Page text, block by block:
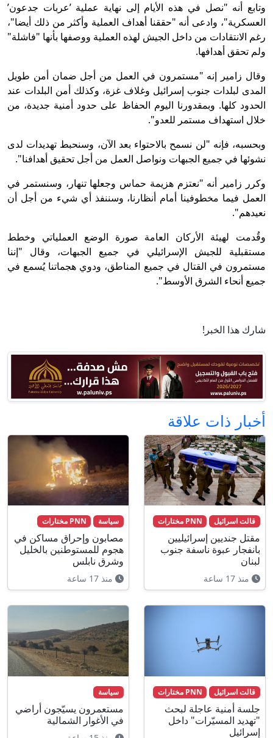
وتابع أنه "نصل في هذه الأيام إلى نهاية عملية ’عربات جدعون’
العسكرية"، وادعى أنه "حققنا أهداف العملية وأكثر من ذلك أيضا"،
رغم الانتقادات من داخل الجيش لهذه العملية ووصفها بأنها "فاشلة"
ولم تحقق أهدافها.
وقال زامير إنه "مستمرون في العمل من أجل ضمان أمن طويل
المدى لبلدات جنوب إسرائيل وغلاف غزة، وكذلك أمن البلدات عند
الحدود كلها. وبمقدورنا اليوم الحفاظ على حدود أمنية جديدة، من
خلال استهداف مستمر للعدو".
وبحسبه، فإنه "لن نسمح بالاحتواء بعد الآن، وسنحبط تهديدات لدى
نشوئها في جميع الجبهات ونواصل العمل من أجل تحقيق أهدافنا".
وكرر زامير أنه "نعتزم هزيمة حماس وجعلها تنهار، وسنستمر في
العمل فيما مخطوفينا أمام أنظارنا، وسننفذ أي شيء من أجل أن
نعيدهم".
وقُدمت لهيئة الأركان العامة صورة الوضع العملياتي وخطط
مستقبلية للجيش الإسرائيلي في جميع الجبهات، وقال "إننا
مستمرون في القتال في جميع المناطق، ودوي هجماتنا يُسمع في
جميع أنحاء الشرق الأوسط".
شارك هذا الخبر!
أخبار ذات علاقة
قالت اسرائيل PNN مختارات
مقتل جنديين إسرائيليين
بانفجار عبوة ناسفة جنوب
لبنان
منذ 17 ساعة
سياسة PNN مختارات
مصابون وإحراق مساكن في
هجوم للمستوطنين بالخليل
وشرق نابلس
منذ 17 ساعة
قالت اسرائيل PNN مختارات
جلسة أمنية عاجلة لبحث
"تهديد المسيّرات" داخل
إسرائيل
سياسة
مستعمرون يسيّجون أراضي
في الأغوار الشمالية